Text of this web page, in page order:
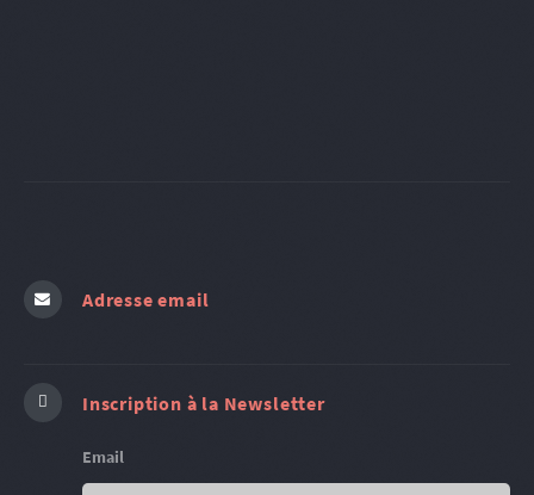
Adresse email
Inscription à la Newsletter
Email